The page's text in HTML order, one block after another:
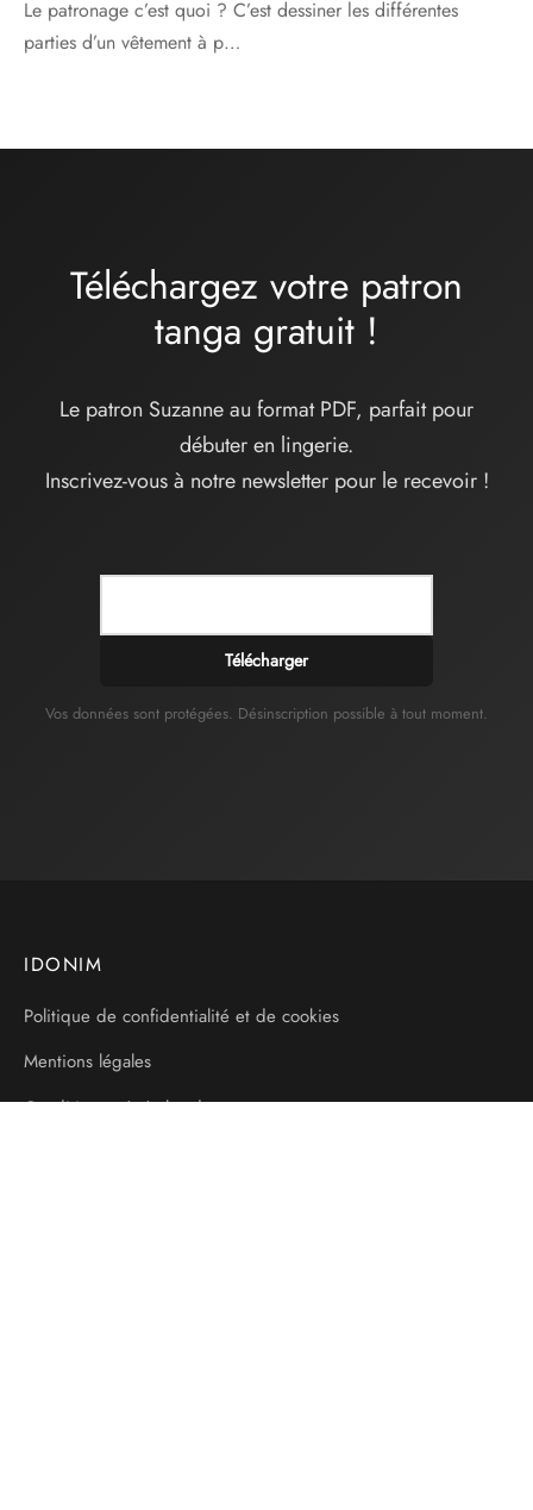
Le patronage c’est quoi ? C’est dessiner les différentes
parties d’un vêtement à p…
Téléchargez votre patron
tanga gratuit !
Le patron Suzanne au format PDF, parfait pour
débuter en lingerie.
Inscrivez-vous à notre newsletter pour le recevoir !
Télécharger
Vos données sont protégées. Désinscription possible à tout moment.
IDONIM
Politique de confidentialité et de cookies
Mentions légales
Conditions générales de vente